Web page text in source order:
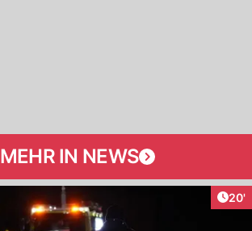
MEHR IN NEWS
20'